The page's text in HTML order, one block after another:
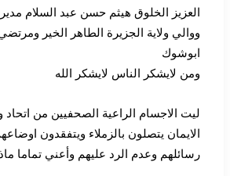
العزيز الخلوق هيثم حسن عبد السلام مدير
ووالي ولاية الجزيرة الطاهر الخير
ابوشوك
ومن لايشكر الناس لايشكر الله
ليت الاجسام الراعية الصحفيين من اتحاد
الايمان يتصلون بالزملاء ويتفقدون
رسائلهم وعدم الرد عليهم وأعني تماما